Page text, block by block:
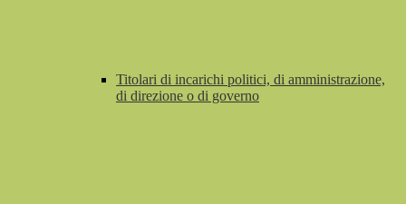
Titolari di incarichi politici, di amministrazione,
di direzione o di governo